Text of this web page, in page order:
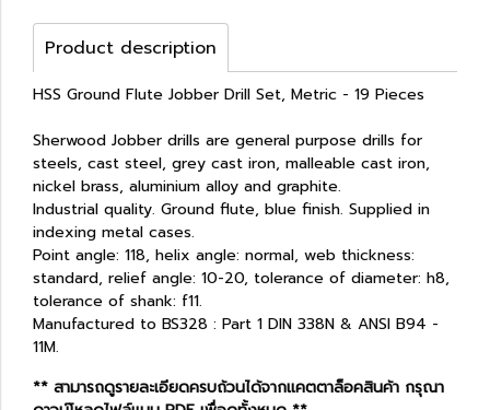
Product description
HSS Ground Flute Jobber Drill Set, Metric - 19 Pieces
Sherwood Jobber drills are general purpose drills for
steels, cast steel, grey cast iron, malleable cast iron,
nickel brass, aluminium alloy and graphite.
Industrial quality. Ground flute, blue finish. Supplied in
indexing metal cases.
Point angle: 118, helix angle: normal, web thickness:
standard, relief angle: 10-20, tolerance of diameter: h8,
tolerance of shank: f11.
Manufactured to BS328 : Part 1 DIN 338N & ANSI B94 -
11M.
** สามารถดูรายละเอียดครบถ้วนได้จากแคตตาล็อคสินค้า กรุณา